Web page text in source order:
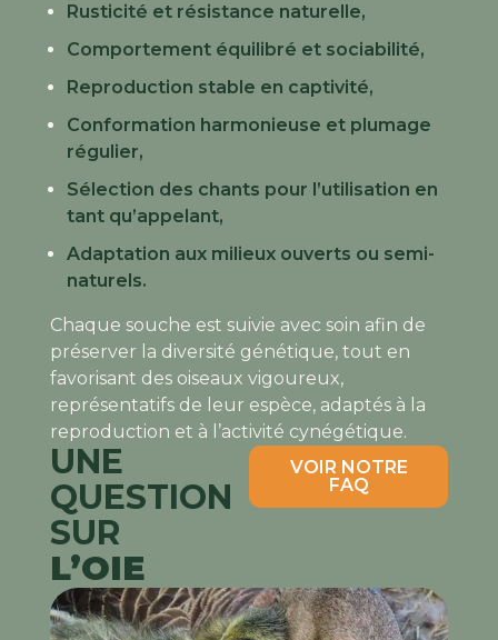
Rusticité et résistance naturelle,
Comportement équilibré et sociabilité,
Reproduction stable en captivité,
Conformation harmonieuse et plumage
régulier,
Sélection des chants pour l’utilisation en
tant qu’appelant,
Adaptation aux milieux ouverts ou semi-
naturels.
Chaque souche est suivie avec soin afin de
préserver la diversité génétique, tout en
favorisant des oiseaux vigoureux,
représentatifs de leur espèce, adaptés à la
reproduction et à l’activité cynégétique.
UNE
QUESTION
SUR
L’OIE
VOIR NOTRE
FAQ